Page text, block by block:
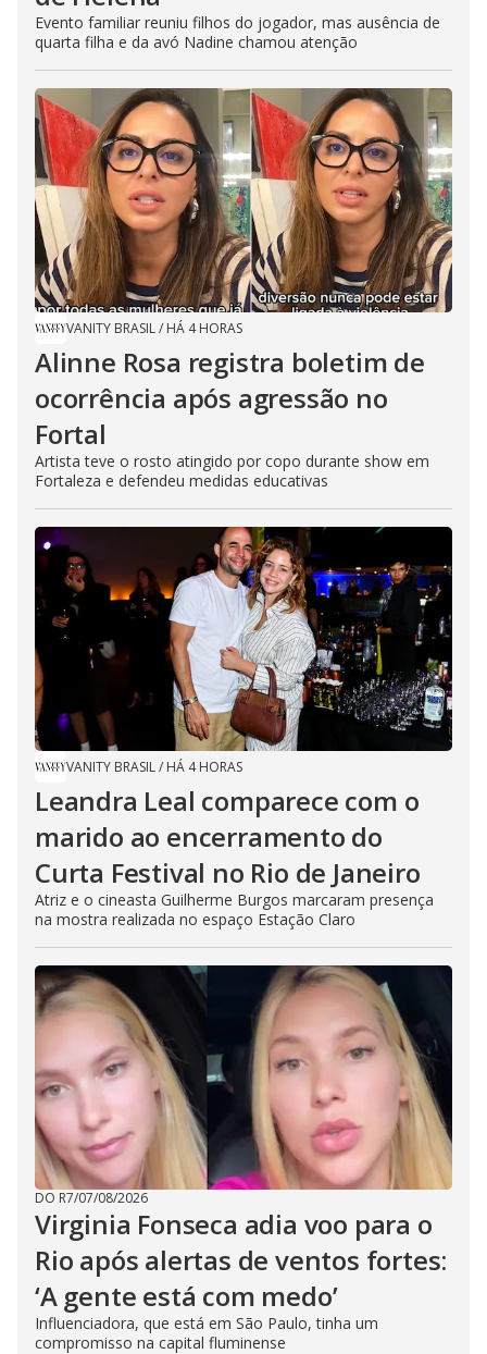
Evento familiar reuniu filhos do jogador, mas ausência de
quarta filha e da avó Nadine chamou atenção
VANITY BRASIL/ HÁ 4 HORAS
Alinne Rosa registra boletim de
ocorrência após agressão no
Fortal
Artista teve o rosto atingido por copo durante show em
Fortaleza e defendeu medidas educativas
VANITY BRASIL/ HÁ 4 HORAS
Leandra Leal comparece com o
marido ao encerramento do
Curta Festival no Rio de Janeiro
Atriz e o cineasta Guilherme Burgos marcaram presença
na mostra realizada no espaço Estação Claro
DO R7/07/08/2026
Virginia Fonseca adia voo para o
Rio após alertas de ventos fortes:
‘A gente está com medo’
Influenciadora, que está em São Paulo, tinha um
compromisso na capital fluminense